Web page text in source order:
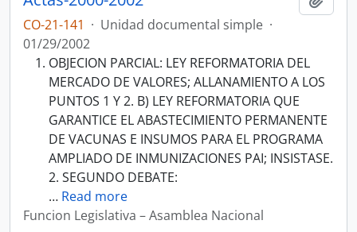
CO-21-141 · Unidad documental simple ·
01/29/2002
OBJECION PARCIAL: LEY REFORMATORIA DEL
MERCADO DE VALORES; ALLANAMIENTO A LOS
PUNTOS 1 Y 2. B) LEY REFORMATORIA QUE
GARANTICE EL ABASTECIMIENTO PERMANENTE
DE VACUNAS E INSUMOS PARA EL PROGRAMA
AMPLIADO DE INMUNIZACIONES PAI; INSISTASE.
2. SEGUNDO DEBATE:
… Read more
Funcion Legislativa – Asamblea Nacional